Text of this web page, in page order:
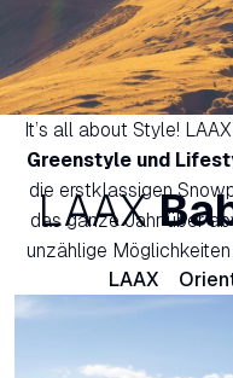
LAAX
It’s all about Style!
Greenstyle und
die erstklassigen
das ganze Jahr über
unzählige Möglichkeiten
LAAX